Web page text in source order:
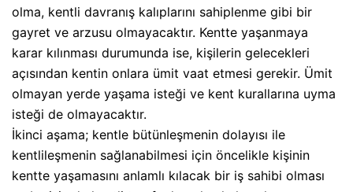
olma, kentli davranış kalıplarını sahiplenme gibi bir
gayret ve arzusu olmayacaktır. Kentte yaşanmaya
karar kılınması durumunda ise, kişilerin gelecekleri
açısından kentin onlara ümit vaat etmesi gerekir. Ümit
olmayan yerde yaşama isteği ve kent kurallarına uyma
isteği de olmayacaktır.
İkinci aşama; kentle bütünleşmenin dolayısı ile
kentlileşmenin sağlanabilmesi için öncelikle kişinin
kentte yaşamasını anlamlı kılacak bir iş sahibi olması